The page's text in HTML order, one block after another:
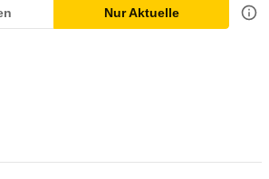
Nur Aktuelle